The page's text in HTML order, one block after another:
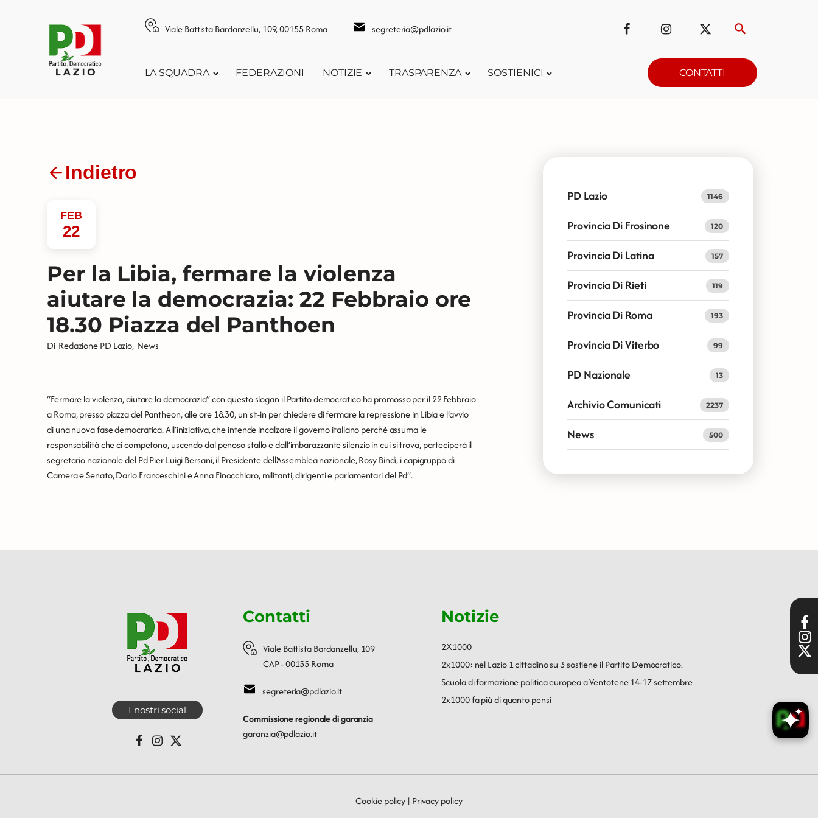
Viale Battista Bardanzellu, 109, 00155 Roma segreteria@pdlazio.it
LA SQUADRA FEDERAZIONI NOTIZIE TRASPARENZA SOSTIENICI CONTATTI
Indietro
FEB
22
Per la Libia, fermare la violenza
aiutare la democrazia: 22 Febbraio ore
18.30 Piazza del Panthoen
Di Redazione PD Lazio, News
“Fermare la violenza, aiutare la democrazia” con questo slogan il Partito democratico ha promosso per il 22 Febbraio
a Roma, presso piazza del Pantheon, alle ore 18.30, un sit-in per chiedere di fermare la repressione in Libia e l’avvio
di una nuova fase democratica. All’iniziativa, che intende incalzare il governo italiano perché assuma le
responsabilità che ci competono, uscendo dal penoso stallo e dall’imbarazzante silenzio in cui si trova, parteciperà il
segretario nazionale del Pd Pier Luigi Bersani, il Presidente dell'Assemblea nazionale, Rosy Bindi, i capigruppo di
Camera e Senato, Dario Franceschini e Anna Finocchiaro, militanti, dirigenti e parlamentari del Pd”.
PD Lazio 1146
Provincia Di Frosinone 120
Provincia Di Latina 157
Provincia Di Rieti 119
Provincia Di Roma 193
Provincia Di Viterbo 99
PD Nazionale 13
Archivio Comunicati 2237
News 500
I nostri social
Contatti
Viale Battista Bardanzellu, 109
CAP - 00155 Roma
segreteria@pdlazio.it
Commissione regionale di garanzia
garanzia@pdlazio.it
Notizie
2X1000
2x1000: nel Lazio 1 cittadino su 3 sostiene il Partito Democratico.
Scuola di formazione politica europea a Ventotene 14-17 settembre
2x1000 fa più di quanto pensi
Cookie policy | Privacy policy